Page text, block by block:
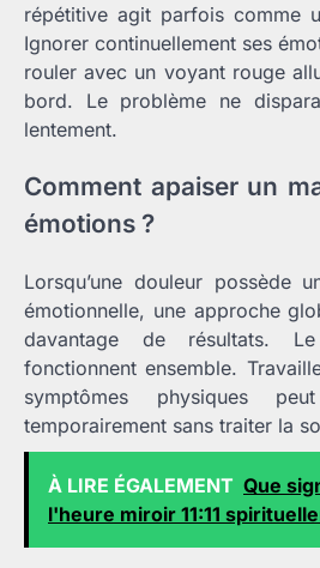
répétitive agit parfois comme
Ignorer continuellement ses
rouler avec un voyant rouge
bord. Le problème ne
lentement.
Comment apaiser un
émotions ?
Lorsqu’une douleur possède
émotionnelle, une approche
davantage de résultats.
fonctionnent ensemble.
symptômes physiques
temporairement sans traiter la
À LIRE ÉGALEMENT Que
l'heure miroir 11:11